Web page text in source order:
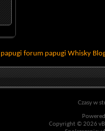
papugi forum papugi Whisky
Czasy w
Copyright © 2026